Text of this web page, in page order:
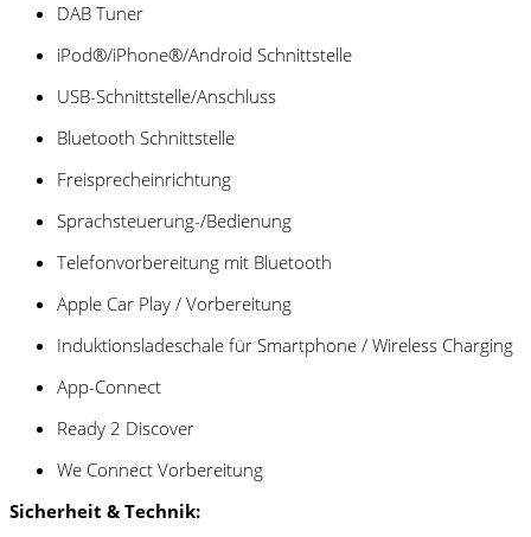
DAB Tuner
iPod®/iPhone®/Android Schnittstelle
USB-Schnittstelle/Anschluss
Bluetooth Schnittstelle
Freisprecheinrichtung
Sprachsteuerung-/Bedienung
Telefonvorbereitung mit Bluetooth
Apple Car Play / Vorbereitung
Induktionsladeschale für Smartphone / Wireless Charging
App-Connect
Ready 2 Discover
We Connect Vorbereitung
Sicherheit & Technik: